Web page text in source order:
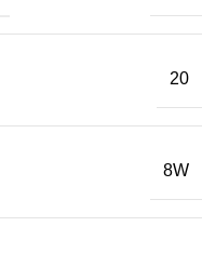
20
8W